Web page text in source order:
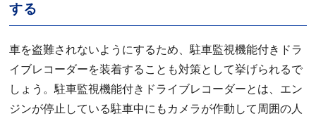
する
車を盗難されないようにするため、駐車監視機能付きドラ
イブレコーダーを装着することも対策として挙げられるで
しょう。駐車監視機能付きドライブレコーダーとは、エン
ジンが停止している駐車中にもカメラが作動して周囲の人